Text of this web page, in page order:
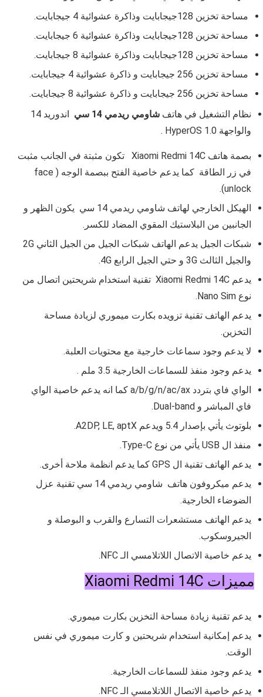
مساحة تخزين 128جيجابايت وذاكرة عشوائية 4 جيجابايت.
مساحة تخزين 128جيجابايت وذاكرة عشوائية 6 جيجابايت.
مساحة تخزين 128جيجابايت وذاكرة عشوائية 8 جيجابايت.
مساحة تخزين 256 جيجابايت و ذاكرة عشوائية 4 جيجابايت.
مساحة تخزين 256 جيجابايت و ذاكرة عشوائية 8 جيجابايت.
نظام التشغيل في هاتف شاومي ريدمي 14 سي
اندوريد 14
والواجهة HyperOS 1.0
.
بصمة هاتف Xiaomi Redmi 14C تكون مثبتة في الجانب مثبت
في زر الطاقة كما يدعم خاصية الفتح ببصمة الوجه ( face
unlock).
الهيكل الخارجي لهاتف شاومي ريدمي 14 سي يكون الظهر و
الجانبين من البلاستيك المقوي المضاد للكسر.
شبكات الجيل يدعم الهاتف شبكات الجيل من الجيل الثاني 2G
والجيل الثالث 3G و حتي الجيل الرابع 4G.
يدعم Xiaomi Redmi 14C تقنية استخدام شريحتين اتصال من
نوع Nano Sim.
يدعم الهاتف تقنية تزويده بكارت ميموري لزيادة مساحة
التخزين.
لا يدعم وجود سماعات خارجية مع محتويات العلبة.
يدعم وجود منفذ للسماعات الخارجية 3.5 ملم .
الواي فاي بتردد
a/b/g/n/ac/ax كما انه يدعم خاصية الواي
فاي المباشر و Dual-band.
بلوتوث يأتي بإصدار 5.4 ويدعم
A2DP, LE, aptX.
منفذ ال USB يأتي من نوع
يدعم الهاتف تقنية ال GPS كما يدعم انظمة ملاحة أخرى.
يدعم ميكروفون هاتف شاومي ريدمي 14 سي تقنية عزل
الضوضاء الخارجية.
يدعم الهاتف مستشعرات التسارع والقرب و البوصلة و
الجيروسكوب.
يدعم خاصية الاتصال اللاتلامسي الـ NFC.
مميزات Xiaomi Redmi 14C
يدعم تقنية زيادة مساحة التخزين بكارت ميموري.
يدعم إمكانية استخدام شريحتين و كارت ميموري في نفس
الوقت.
يدعم وجود منفذ للسماعات الخارجية.
يدعم خاصية الاتصال اللاتلامسي الـ NFC.